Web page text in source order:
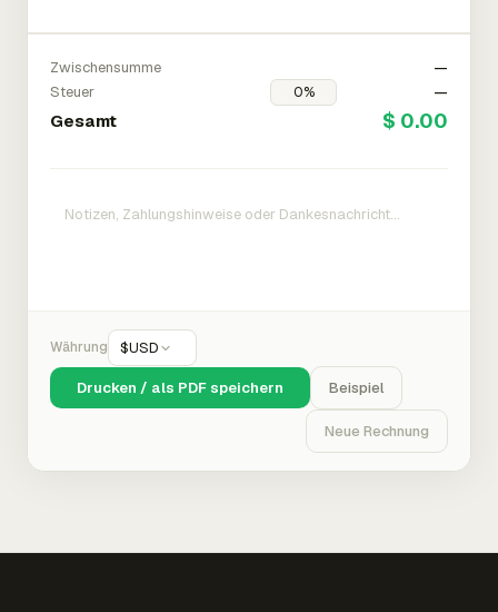
Zwischensumme
—
Steuer
—
Gesamt $ 0.00
Währung $USD
Drucken / als PDF speichern Beispiel
Neue Rechnung